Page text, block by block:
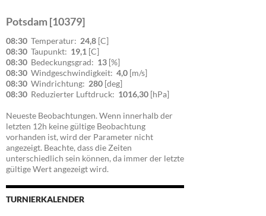
Potsdam [10379]
08:30 Temperatur: 24,8 [C]
08:30 Taupunkt: 19,1 [C]
08:30 Bedeckungsgrad: 13 [%]
08:30 Windgeschwindigkeit: 4,0 [m/s]
08:30 Windrichtung: 280 [deg]
08:30 Reduzierter Luftdruck: 1016,30 [hPa]
Neueste Beobachtungen. Wenn innerhalb der
letzten 12h keine gültige Beobachtung
vorhanden ist, wird der Parameter nicht
angezeigt. Beachte, dass die Zeiten
unterschiedlich sein können, da immer der letzte
gültige Wert angezeigt wird.
TURNIERKALENDER